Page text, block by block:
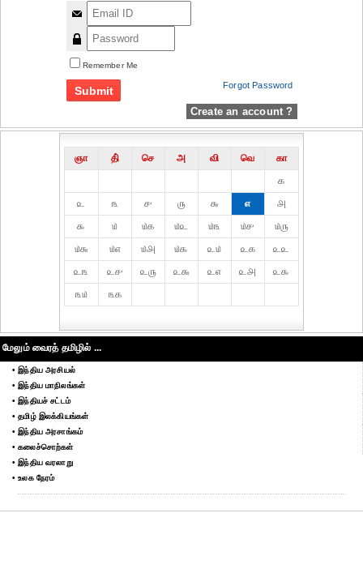
Remember Me
Forgot Password
Create an account ?
ஞா தி் செ அ வி வெ
கா
௧
௨
௩ ௪ ௫ ௬ ௭
௮
௯
௰ ௰௧ ௰௨ ௰௩ ௰௪
௰௫
௰௬
௰௭ ௰௮ ௰௯ ௨௰ ௨௧
௨௨
௨௩
௨௪ ௨௫ ௨௬ ௨௭ ௨௮
௨௯
௩௰
௩௧
மேலும் வைரத் தமிழில் ...
• இந்திய அரசியல்
• இந்திய மாநிலங்கள்
• இந்தியச் சட்டம்
• தமிழ் இலக்கியங்கள்
• இந்திய அரசாங்கம்
• கலைச்சொற்கள்
• இந்திய வரலாறு
• உலக நேரம்